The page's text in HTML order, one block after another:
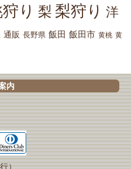
り 梨 梨狩り 洋
通販 長野県 飯田 飯田市 黄桃 黄
内
）